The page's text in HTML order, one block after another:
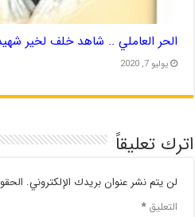
الحر العاملي .. شاهد خلف لخير
يوليو 7, 2020
اترك تعليقاً
لن يتم نشر عنوان بريدك الإلكتروني.
التعليق*